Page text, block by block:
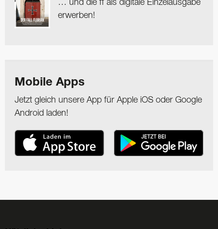
… und die ff als digitale Einzelausgabe
erwerben!
Mobile Apps
Jetzt gleich unsere App für Apple iOS oder Google
Android laden!